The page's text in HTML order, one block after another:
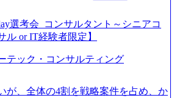
選考会_コンサルタント～シニアコ
ル or IT経験者限定】
テック・コンサルティング
が、全体の4割を戦略案件を占め、か